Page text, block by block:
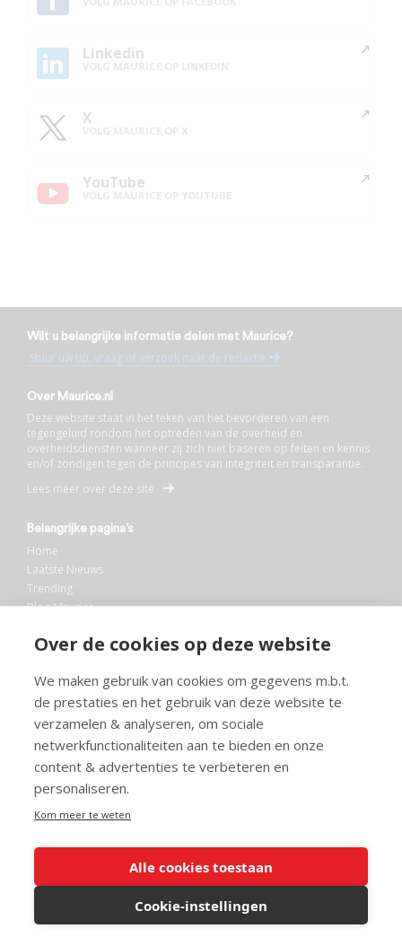
Over de cookies op deze website
We maken gebruik van cookies om gegevens m.b.t.
de prestaties en het gebruik van deze website te
verzamelen & analyseren, om sociale
netwerkfunctionaliteiten aan te bieden en onze
content & advertenties te verbeteren en
personaliseren.
Kom meer te weten
Alle cookies toestaan
Cookie-instellingen
Linkedin
X
YouTube
Wilt u belangrijke informatie delen met Maurice?
Stuur uw tip, vraag of verzoek naar de redactie
Over Maurice.nl
Deze website staat in het teken van het bevorderen van een
tegengeluid rondom het optreden van de overheid en
overheidsdiensten wanneer zij zich niet baseren op feiten en kennis
en/of zondigen tegen de principes van integriteit en transparantie.
Lees meer over deze site
Belangrijke pagina’s
Home
Laatste Nieuws
Trending
Blog Maurice
Bibliotheek
Info en service
FAQ
Doneren
Privacy
Voorwaarden
Meedoen
© 2026 Maurice.nl - Alle rechten voorbehouden. Op alle artikelen rust
copyright. Voor meer info, mail naarcontact@maurice.nl.